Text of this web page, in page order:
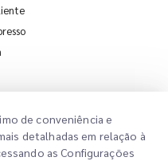
de conveniência e
detalhadas em relação à
as Configurações